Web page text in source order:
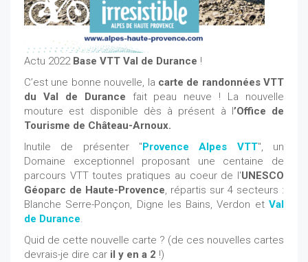
Actu 2022Base VTT Val de Durance !
C’est une bonne nouvelle, la carte de randonnées VTT
du Val de Durance fait peau neuve ! La nouvelle
mouture est disponible dès à présent à l’Office de
Tourisme de Château-Arnoux.
Inutile de présenter "Provence Alpes VTT", un
Domaine exceptionnel proposant une centaine de
parcours VTT toutes pratiques au coeur de l'UNESCO
Géoparc de Haute-Provence, répartis sur 4 secteurs :
Blanche Serre-Ponçon, Digne les Bains, Verdon et Val
de Durance.
Quid de cette nouvelle carte ? (de ces nouvelles cartes
devrais-je dire car il y en a 2 !)